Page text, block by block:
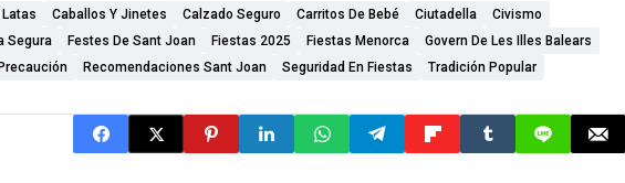
Latas Caballos Y Jinetes Calzado Seguro Carritos De Bebé Ciutadella
Civismo
Segura Festes De Sant Joan Fiestas 2025 Fiestas Menorca
Govern De Les Illes Balears
Precaución Recomendaciones Sant Joan Seguridad En Fiestas Tradición Popular